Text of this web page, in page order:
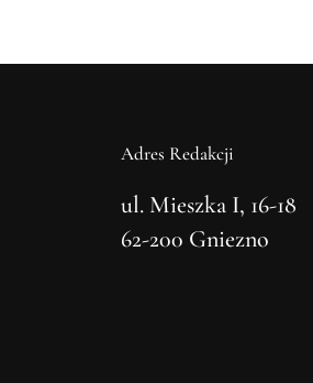
Adres Redakcji
ul. Mieszka I, 16-18
62-200 Gniezno